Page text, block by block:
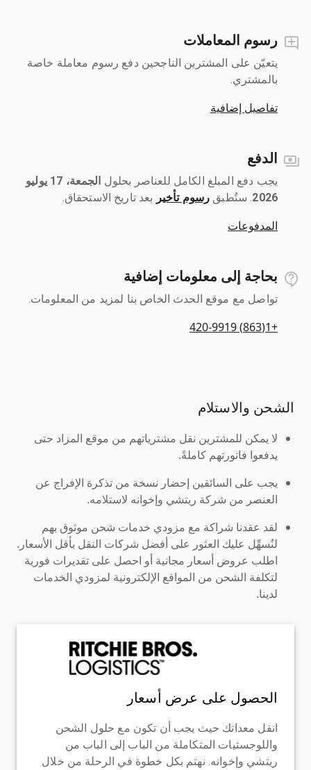
رسوم المعاملات
يتعيّن على المشترين الناجحين دفع رسوم معاملة خاصة
بالمشتري.
تفاصيل إضافية
الدفع
يجب دفع المبلغ الكامل للعناصر بحلول ‎
الجمعة، 17 يوليو
2026
رسوم تأخير بعد تاريخ الاستحقاق.
المدفوعات
بحاجة إلى معلومات إضافية
تواصل مع موقع الحدث الخاص بنا لمزيد من المعلومات.
+1(863) 420-9919
الشحن والاستلام
لا يمكن للمشترين نقل مشترياتهم من موقع المزاد حتى
يدفعوا فاتورتهم كاملةً.
يجب على السائقين إحضار نسخة من تذكرة الإفراج عن
العنصر من شركة ريتشي وإخوانه لاستلامه.
لقد عقدنا شراكة مع مزودي خدمات شحن موثوق بهم
لنُسهِّل عليك العثور على أفضل شركات النقل بأقل الأسعار.
اطلب عروض أسعار مجانية أو احصل على تقديرات فورية
لتكلفة الشحن من المواقع الإلكترونية لمزودي الخدمات
لدينا.
الحصول على عرض أسعار
انقل معداتك حيث يجب أن تكون مع حلول الشحن
واللوجستيات المتكاملة من الباب إلى الباب من
ريتشي وإخوانه. نهتم بكل خطوة في الرحلة من خلال